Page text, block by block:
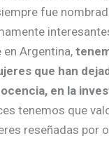
fue
en Argentina,
que han
en la
tenemos que
reseñadas por